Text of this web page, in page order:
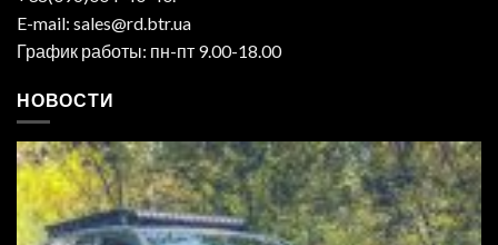
E-mail: sales@rd.btr.ua
График работы: пн-пт 9.00-18.00
НОВОСТИ